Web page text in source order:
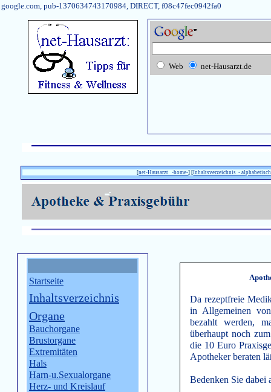
google.com, pub-1370634743170984, DIRECT, f08c47fec0942fa0
Web net-Hausarzt.de
[net-Hausarzt -home-] [Inhaltsverzeichnis -
Startseite
Inhaltsverzeichnis
Organe
Bauchorgane
Brustorgane
Extremitäten
Hals
Harn-u.Sexualorgane
Herz- und Kreislauf
Da rezeptfreie
in Allgemeinen
bezahlt werden,
überhaupt noch
die 10 Euro
Apotheker beraten
Bedenken Sie dabei